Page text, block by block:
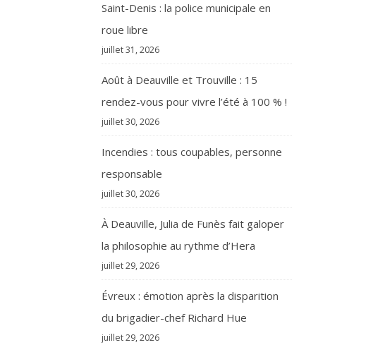
Saint-Denis : la police municipale en
roue libre
juillet 31, 2026
Août à Deauville et Trouville : 15
rendez-vous pour vivre l’été à 100 % !
juillet 30, 2026
Incendies : tous coupables, personne
responsable
juillet 30, 2026
À Deauville, Julia de Funès fait galoper
la philosophie au rythme d’Hera
juillet 29, 2026
Évreux : émotion après la disparition
du brigadier-chef Richard Hue
juillet 29, 2026